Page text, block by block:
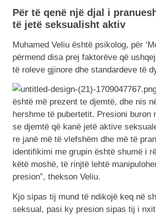
Për të qenë një djal i
të jetë seksualisht aktiv
Muhamed Veliu është psikolog, për
përmend disa prej faktorëve që
të roleve gjinore dhe standardeve të
është më prezent te djemtë, dhe nis
hershme të pubertetit. Presioni buron
se djemtë që kanë jetë aktive
re janë më të vlefshëm dhe më të
identifikimi me grupin është shumë i
këtë moshë, të rinjtë lehtë
presion”, thekson Veliu.
Kjo sipas tij mund të ndikojë keq në
seksual, pasi ky presion sipas tij i